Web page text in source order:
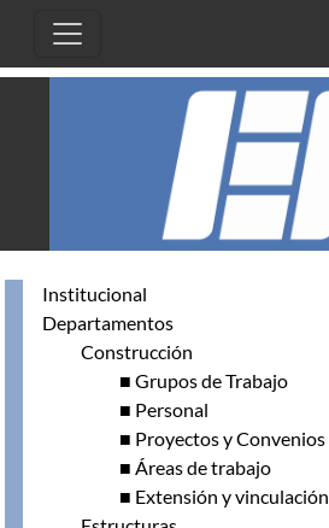
Institucional
Departamentos
Construcción
■ Grupos de Trabajo
■ Personal
■ Proyectos y Convenios
■ Áreas de trabajo
■ Extensión y vinculación